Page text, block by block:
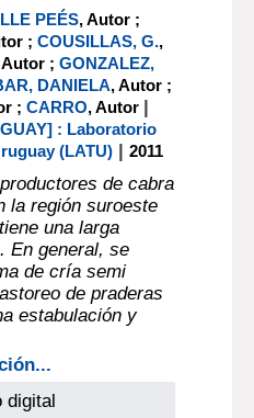
PEÉS, Autor ;
;COUSILLAS, G.,
Autor ;GONZALEZ,
DANIELA, Autor ;
;CARRO, Autor |
: Laboratorio
(LATU) |2011
de cabra
la región suroeste
una larga
En general, se
de cría semi
de praderas
estabulación y
digital